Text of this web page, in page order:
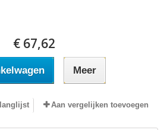
€ 67,62
Meer
Aan vergelijken toevoegen